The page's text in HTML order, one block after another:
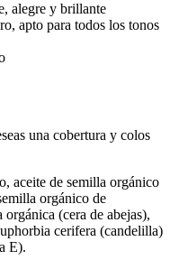
alegre y brillante
apto para todos los tonos
una cobertura y colos
aceite de semilla orgánico
orgánico de
(cera de abejas),
cerifera (candelilla)
E).